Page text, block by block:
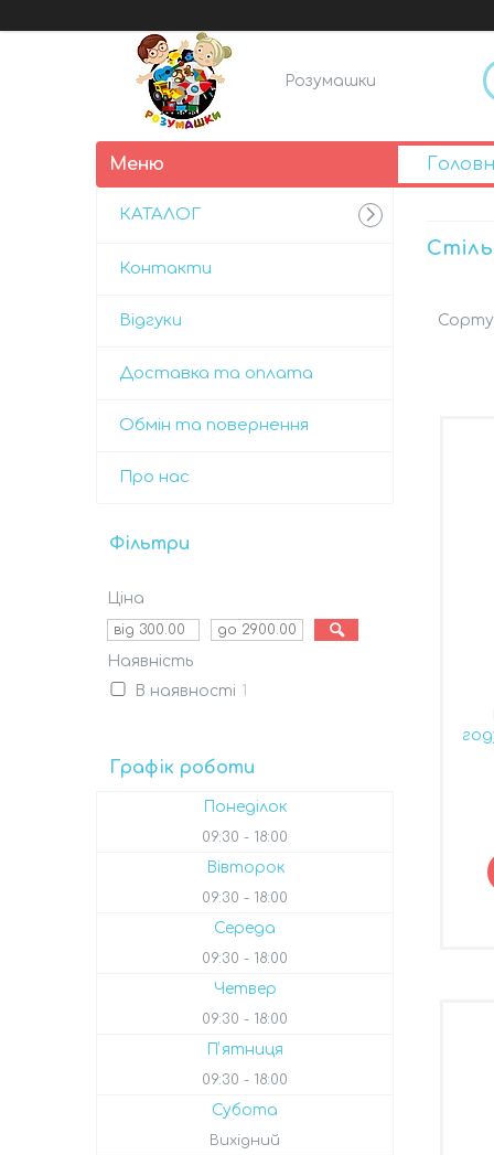
Розумашки
КАТАЛОГ
Контакти
Відгуки
Доставка та оплата
Обмін та повернення
Про нас
Фільтри
Ціна
Наявність
В наявності 1
Графік роботи
Понеділок
09:30 18:00
Вівторок
09:30 18:00
Середа
09:30 18:00
Четвер
09:30 18:00
Пʼятниця
09:30 18:00
Субота
Вихідний